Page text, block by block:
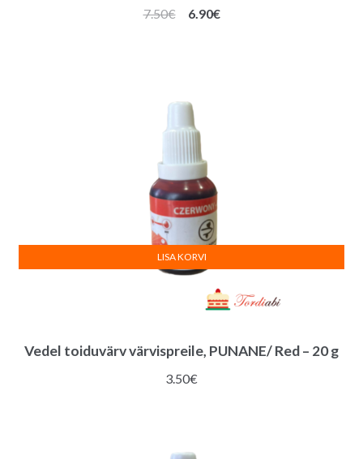
7.50€
Algne
6.90€Praegune
Vedel toiduvärv värvispreile, PUNANE/ Red – 20 g
3.50€
LISA KORVI